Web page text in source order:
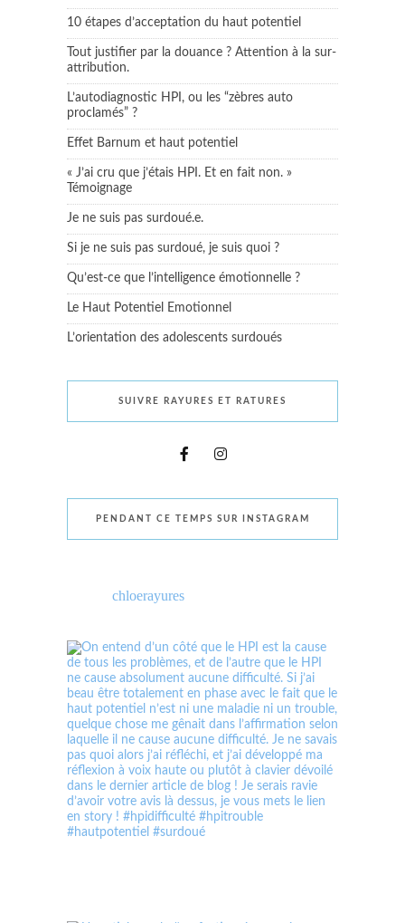
10 étapes d’acceptation du haut potentiel
Tout justifier par la douance ? Attention à la sur-
attribution.
L’autodiagnostic HPI, ou les “zèbres auto
proclamés” ?
Effet Barnum et haut potentiel
« J’ai cru que j’étais HPI. Et en fait non. »
Témoignage
Je ne suis pas surdoué.e.
Si je ne suis pas surdoué, je suis quoi ?
Qu’est-ce que l’intelligence émotionnelle ?
Le Haut Potentiel Emotionnel
L’orientation des adolescents surdoués
SUIVRE RAYURES ET RATURES
PENDANT CE TEMPS SUR INSTAGRAM
chloerayures